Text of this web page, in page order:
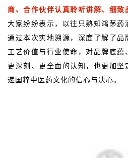
商、合作伙伴认真聆听讲解、细致
大家纷纷表示，以往只熟知鸿茅药
通过本次实地溯源，深度了解了品
工艺价值与行业使命，对品牌底蕴
更深刻、更全面的认知，也更加
递国粹中医药文化的信心与决心。